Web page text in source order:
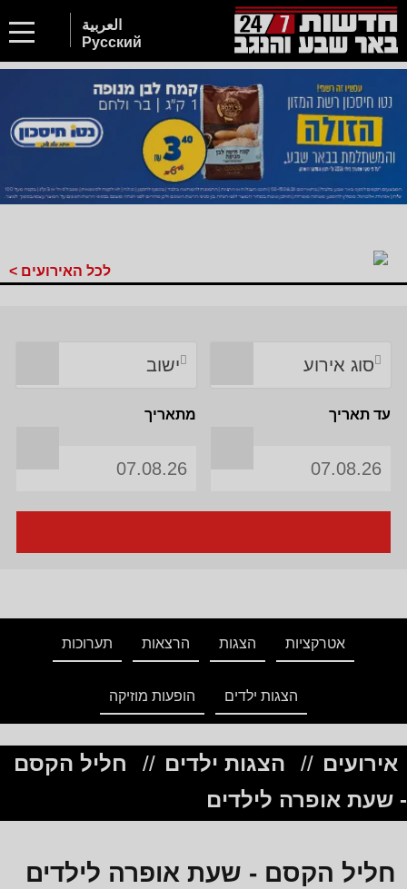
العربية
Русский
לכל האירועים >
ישוב סוג אירוע
מתאריך עד תאריך
אטרקציות הצגות הרצאות תערוכות
הצגות ילדים הופעות מוזיקה
אירועים // הצגות ילדים //
חליל הקסם
- שעת אופרה לילדים
חליל הקסם - שעת אופרה לילדים